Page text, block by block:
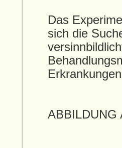
Das
sich die
ABBILDUNG